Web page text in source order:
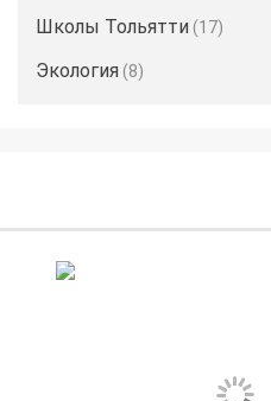
Школы Тольятти (17)
Экология (8)